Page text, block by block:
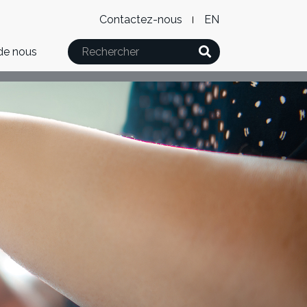
Level
2
Menu
Contactez-nous WxT
Language
switcher
nous Rechercher